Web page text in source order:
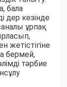
бала
дер кезінде
ұрпақ
жетістігіне
бермей,
тәрбие